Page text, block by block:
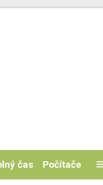
čas Počítače